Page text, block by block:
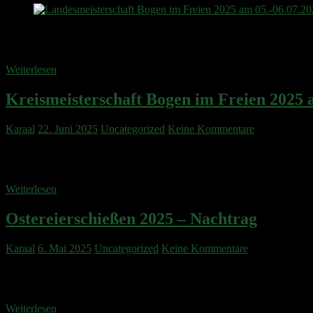
Weiterlesen
Kreismeisterschaft Bogen im Freien 2025
Karaal 22. Juni 2025 Uncategorized Keine Kommentare
Weiterlesen
Ostereierschießen 2025 – Nachtrag
Karaal 6. Mai 2025 Uncategorized Keine Kommentare
Weiterlesen